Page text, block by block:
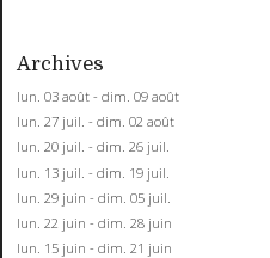
Archives
lun. 03 août - dim. 09 août
lun. 27 juil. - dim. 02 août
lun. 20 juil. - dim. 26 juil.
lun. 13 juil. - dim. 19 juil.
lun. 29 juin - dim. 05 juil.
lun. 22 juin - dim. 28 juin
lun. 15 juin - dim. 21 juin